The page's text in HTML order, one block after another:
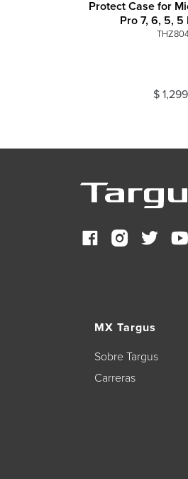
Protect Case for
Pro 7, 6, 5, 5
$
MX Targus
Sobre Targus
Carreras